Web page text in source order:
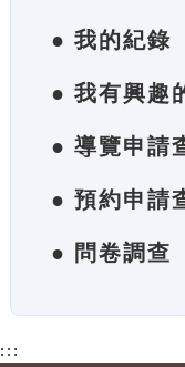
● 我的紀錄
● 我有興趣
● 導覽申請
● 預約申請
● 問卷調查
:::